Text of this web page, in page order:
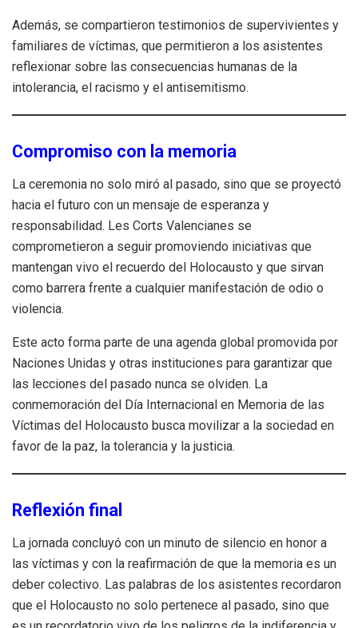
Además, se compartieron testimonios de supervivientes y
familiares de víctimas, que permitieron a los asistentes
reflexionar sobre las consecuencias humanas de la
intolerancia, el racismo y el antisemitismo.
Compromiso con la memoria
La ceremonia no solo miró al pasado, sino que se proyectó
hacia el futuro con un mensaje de esperanza y
responsabilidad. Les Corts Valencianes se
comprometieron a seguir promoviendo iniciativas que
mantengan vivo el recuerdo del Holocausto y que sirvan
como barrera frente a cualquier manifestación de odio o
violencia.
Este acto forma parte de una agenda global promovida por
Naciones Unidas y otras instituciones para garantizar que
las lecciones del pasado nunca se olviden. La
conmemoración del Día Internacional en Memoria de las
Víctimas del Holocausto busca movilizar a la sociedad en
favor de la paz, la tolerancia y la justicia.
Reflexión final
La jornada concluyó con un minuto de silencio en honor a
las víctimas y con la reafirmación de que la memoria es un
deber colectivo. Las palabras de los asistentes recordaron
que el Holocausto no solo pertenece al pasado, sino que